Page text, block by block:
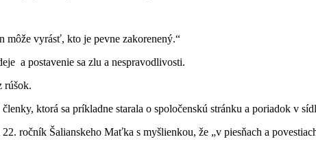
môže vyrásť, kto je pevne zakorenený.“
a postavenie sa zlu a nespravodlivosti.
rúšok.
ktorá sa príkladne starala o spoločenskú stránku a poriadok v
ročník Šalianskeho Maťka s myšlienkou, že „v piesňach a